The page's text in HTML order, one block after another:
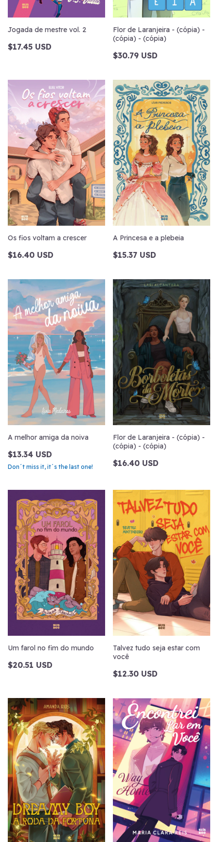
Jogada de mestre vol. 2
$17.45 USD
Flor de Laranjeira - (cópia) -
(cópia) - (cópia)
$30.79 USD
Os fios voltam a crescer
$16.40 USD
A Princesa e a plebeia
$15.37 USD
A melhor amiga da noiva
$13.34 USD
Don´t miss it, it´s the last one!
Flor de Laranjeira - (cópia) -
(cópia) - (cópia)
$16.40 USD
Um farol no fim do mundo
$20.51 USD
Talvez tudo seja estar com
você
$12.30 USD